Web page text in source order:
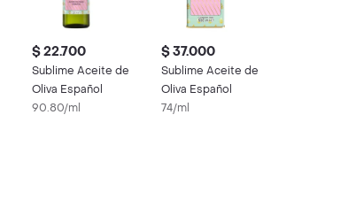
$ 22.700
Sublime Aceite de
Oliva Español
90.80/ml
$ 37.000
Sublime Aceite de
Oliva Español
74/ml